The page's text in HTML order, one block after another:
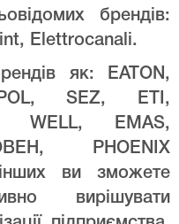
брендів:
Elettrocanali.
як: EATON,
SEZ, ETI,
WELL, EMAS,
PHOENIX
ви зможете
вирішувати